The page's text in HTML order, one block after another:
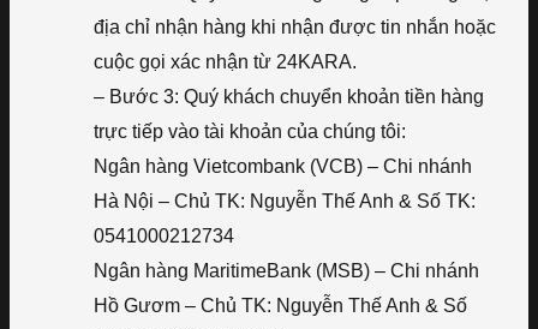
địa chỉ nhận hàng khi nhận được tin nhắn hoặc
cuộc gọi xác nhận từ 24KARA.
– Bước 3: Quý khách chuyển khoản tiền hàng
trực tiếp vào tài khoản của chúng tôi:
Ngân hàng Vietcombank (VCB) – Chi nhánh
Hà Nội – Chủ TK: Nguyễn Thế Anh & Số TK:
0541000212734
Ngân hàng MaritimeBank (MSB) – Chi nhánh
Hồ Gươm – Chủ TK: Nguyễn Thế Anh & Số